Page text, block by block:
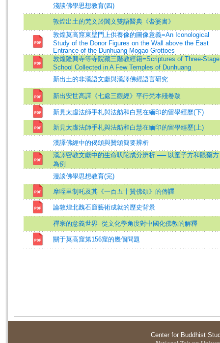
淺談佛學思想教育(四)
敦煌出土的梵文於闐文雙語醫典《耆婆書》
敦煌莫高窟東壁門上供養像的圖像意義=An Iconological
Study of the Donor Figures on the Wall above the East
Entrance of the Dunhuang Mogao Grottoes
敦煌隆興寺等寺院藏三階教經籍=Scriptures of Three-Stage
School Collected in A Few Temples of Dunhuang
新出土的非漢語文獻與漢譯佛經語言研究
新出安世高譯《七處三觀經》平行梵本殘卷跋
新見太虛法師手札與法舫和白慧在緬印的留學經歷(下)
新見太虛法師手札與法舫和白慧在緬印的留學經歷(上)
漢譯佛經中的偈頌與贊頌簡要辨析
漢譯密教文獻中的生命吠陀成分辨析 ── 以童子方和眼藥方
為例
漫談佛學思想教育(完)
摩咥里制吒及其《一百五十贊佛頌》的傳譯
論敦煌北魏石窟藝術成就的歷史背景
禪宗的意義世界--從文化學角度對中國化佛教的解釋
關于莫高窟第156窟的幾個問題
Center for Buddhist